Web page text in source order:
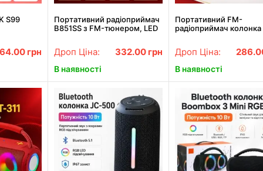
S99
грн
Портативний радіоприймач
B851SS з FM-тюнером, LED
Дроп Ціна: 332.00 грн
В наявності
Портативний FM-
радіоприймач колонка
Дроп Ціна:
В наявності